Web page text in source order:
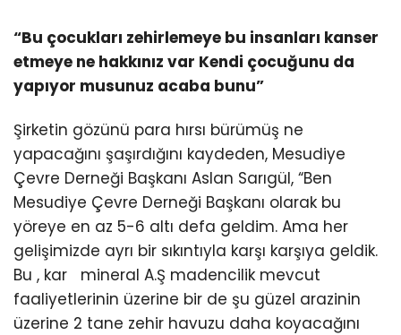
“Bu çocukları zehirlemeye bu insanları kanser
etmeye ne hakkınız var Kendi çocuğunu da
yapıyor musunuz acaba bunu”
Şirketin gözünü para hırsı bürümüş ne
yapacağını şaşırdığını kaydeden, Mesudiye
Çevre Derneği Başkanı Aslan Sarıgül, “Ben
Mesudiye Çevre Derneği Başkanı olarak bu
yöreye en az 5-6 altı defa geldim. Ama her
gelişimizde ayrı bir sıkıntıyla karşı karşıya geldik.
Bu , kar mineral A.Ş madencilik mevcut
faaliyetlerinin üzerine bir de şu güzel arazinin
üzerine 2 tane zehir havuzu daha koyacağını